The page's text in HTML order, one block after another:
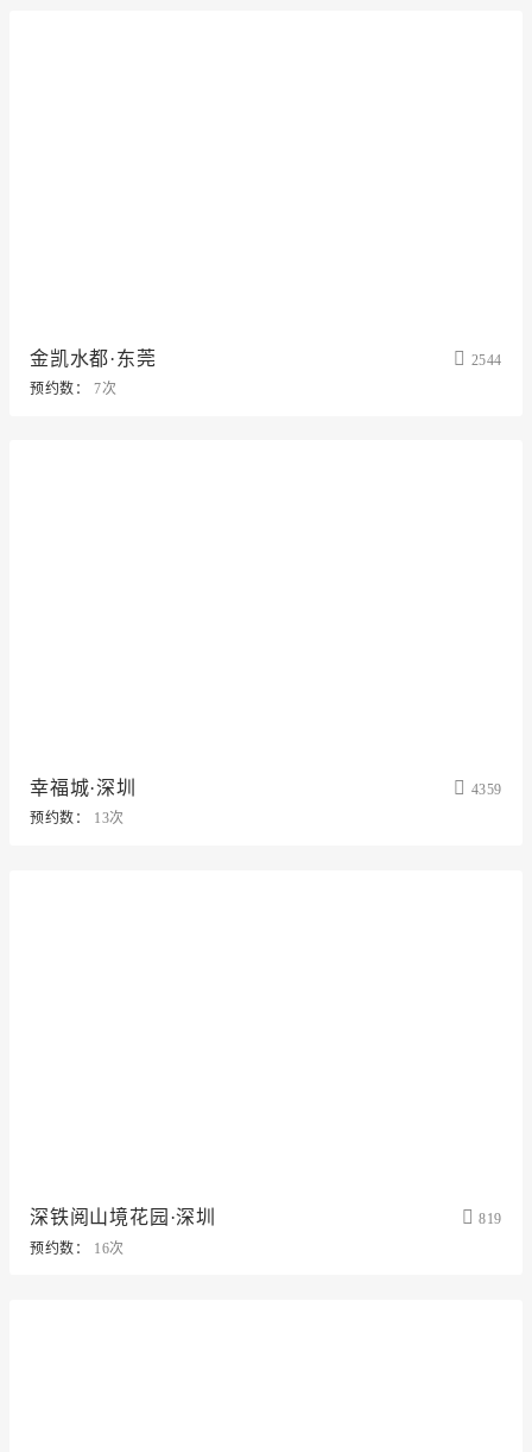
金凯水都·东莞
2544
预约数：
7次
幸福城·深圳
4359
预约数：
13次
深铁阅山境花园·深圳
819
预约数：
16次